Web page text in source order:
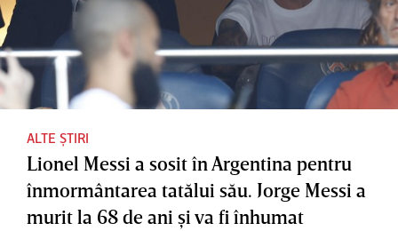
ALTE ȘTIRI
Lionel Messi a sosit în Argentina pentru
înmormântarea tatălui său. Jorge Messi a
murit la 68 de ani şi va fi înhumat